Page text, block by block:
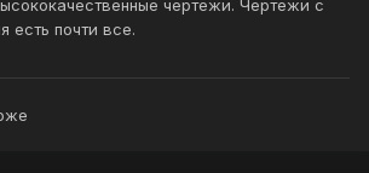
чертежи. Чертежи с
есть почти все.